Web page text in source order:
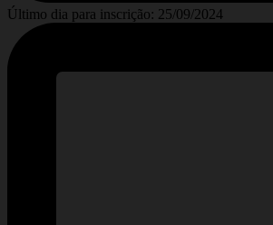
Último dia para inscrição: 25/09/2024